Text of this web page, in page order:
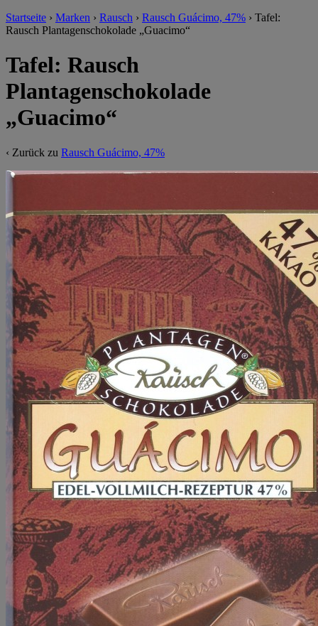
Startseite › Marken › Rausch › Rausch Guácimo, 47% › Tafel:
Rausch Plantagenschokolade „Guacimo“
Tafel: Rausch
Plantagenschokolade
„Guacimo“
‹ Zurück zu Rausch Guácimo, 47%